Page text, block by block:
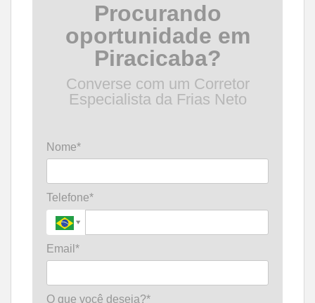
Procurando
oportunidade em
Piracicaba?
Converse com um Corretor
Especialista da Frias Neto
Nome*
Telefone*
Email*
O que você deseja?*